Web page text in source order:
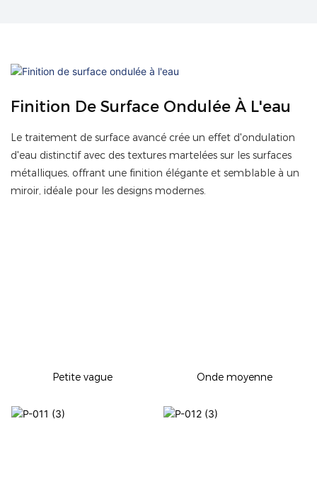
Finition De Surface Ondulée À L'eau
Le traitement de surface avancé crée un effet d'ondulation
d'eau distinctif avec des textures martelées sur les surfaces
métalliques, offrant une finition élégante et semblable à un
miroir, idéale pour les designs modernes.
Petite vague Onde moyenne